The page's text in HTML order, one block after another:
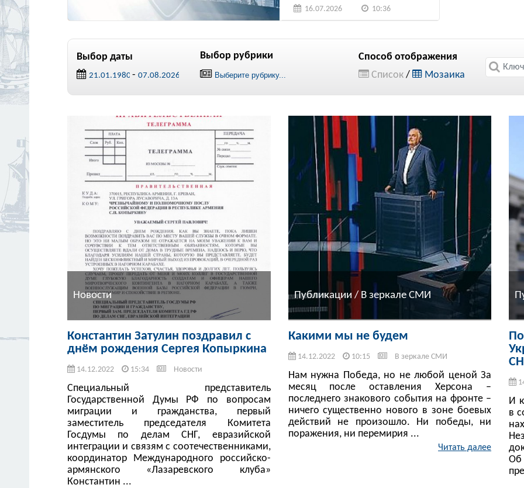
16.07.2026
10:36
Выбор даты
-
Выбор рубрики
Способ отображения
Список/ Мозаика
Новости
Константин Затулин поздравил с
днём рождения Сергея Копыркина
14.12.2022 15:34 Новости
Специальный представитель
Государственной Думы РФ по вопросам
миграции и гражданства, первый
заместитель председателя Комитета
Госдумы по делам СНГ, евразийской
интеграции и связям с соотечественниками,
координатор Международного российско-
армянского «Лазаревского клуба»
Константин ...
Публикации / В зеркале СМИ
Какими мы не будем
14.12.2022 10:15 В зеркале СМИ
Нам нужна Победа, но не любой ценой За
месяц после оставления Херсона –
последнего знакового события на фронте –
ничего существенно нового в зоне боевых
действий не произошло. Ни победы, ни
поражения, ни перемирия ...
Читать далее
И
в